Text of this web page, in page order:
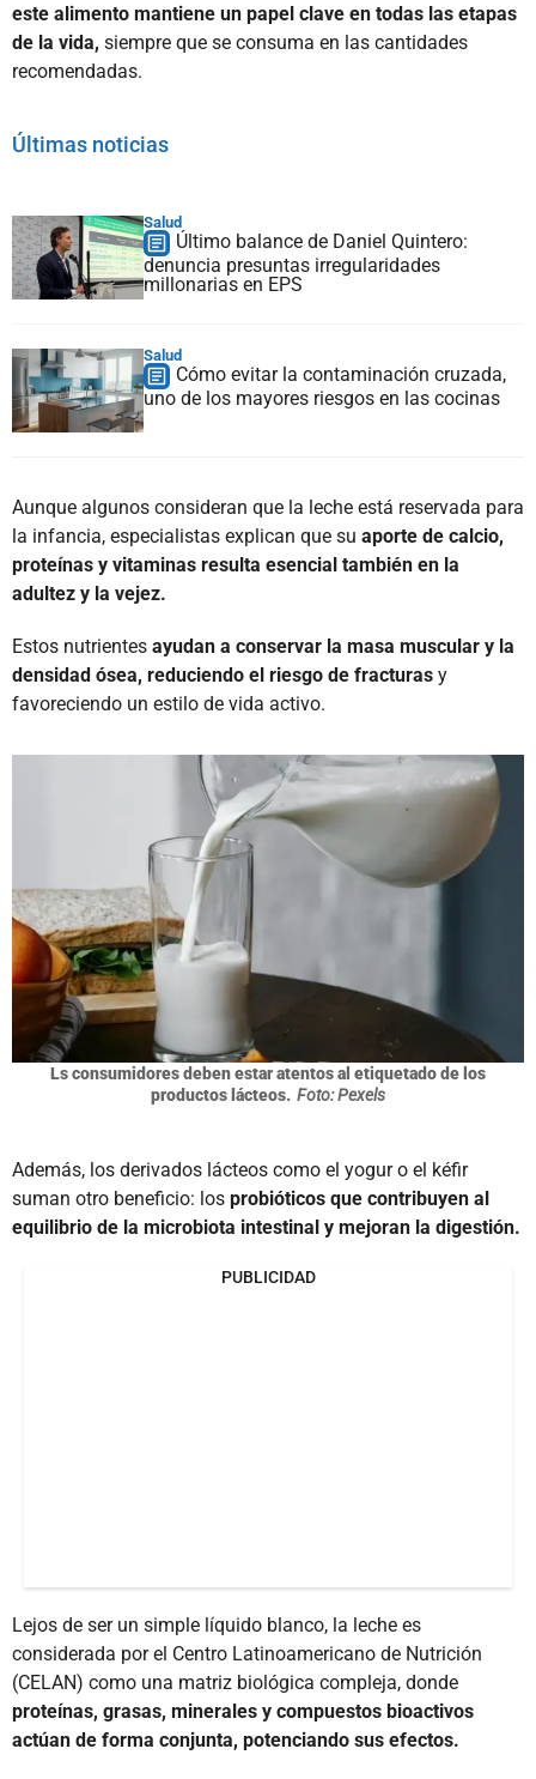
este alimento mantiene un papel clave en todas las etapas
de la vida, siempre que se consuma en las cantidades
recomendadas.
Últimas noticias
Salud
Último balance de Daniel Quintero:
denuncia presuntas irregularidades
millonarias en EPS
Salud
Cómo evitar la contaminación cruzada,
uno de los mayores riesgos en las cocinas
Aunque algunos consideran que la leche está reservada para
la infancia, especialistas explican que su aporte de calcio,
proteínas y vitaminas resulta esencial también en la
adultez y la vejez.
Estos nutrientes ayudan a conservar la masa muscular y la
densidad ósea, reduciendo el riesgo de fracturas y
favoreciendo un estilo de vida activo.
Ls consumidores deben estar atentos al etiquetado de los
productos lácteos. Foto: Pexels
Además, los derivados lácteos como el yogur o el kéfir
suman otro beneficio: los probióticos que contribuyen al
equilibrio de la microbiota intestinal y mejoran la digestión.
PUBLICIDAD
Lejos de ser un simple líquido blanco, la leche es
considerada por el Centro Latinoamericano de Nutrición
(CELAN) como una matriz biológica compleja, donde
proteínas, grasas, minerales y compuestos bioactivos
actúan de forma conjunta, potenciando sus efectos.